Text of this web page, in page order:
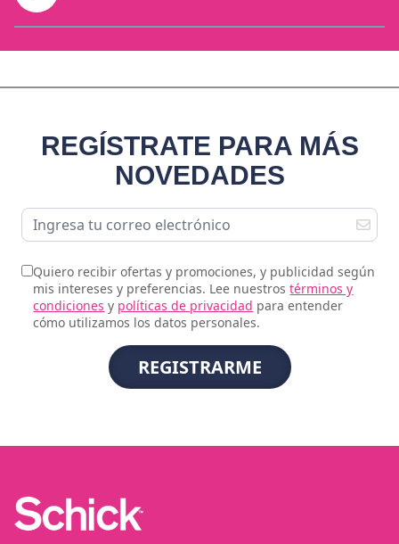
REGÍSTRATE PARA MÁS
NOVEDADES
Quiero recibir ofertas y promociones, y publicidad según
mis intereses y preferencias. Lee nuestrostérminos y
condiciones y políticas de privacidad para entender
cómo utilizamos los datos personales.